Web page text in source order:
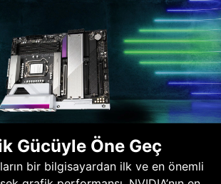
Gücüyle Öne Geç
bir bilgisayardan ilk ve en önemli